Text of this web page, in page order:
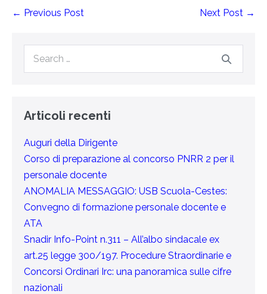
← Previous Post Next Post →
Articoli recenti
Auguri della Dirigente
Corso di preparazione al concorso PNRR 2 per il
personale docente
ANOMALIA MESSAGGIO: USB Scuola-Cestes:
Convegno di formazione personale docente e
ATA
Snadir Info-Point n.311 – All’albo sindacale ex
art.25 legge 300/197. Procedure Straordinarie e
Concorsi Ordinari Irc: una panoramica sulle cifre
nazionali